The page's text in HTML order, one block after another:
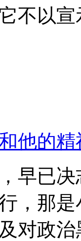
不以
他的
早已
，那
对政